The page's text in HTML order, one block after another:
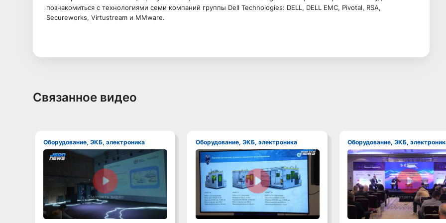
познакомиться с технологиями семи компаний группы Dell Technologies: DELL, DELL EMC, Pivotal, RSA,
Secureworks, Virtustream и МMware.
Связанное видео
Оборудование, ЭКБ, электроника
Смотреть видео
Оборудование, ЭКБ, электроника
Смотреть видео
Оборудование, ЭКБ,
Смотреть видео